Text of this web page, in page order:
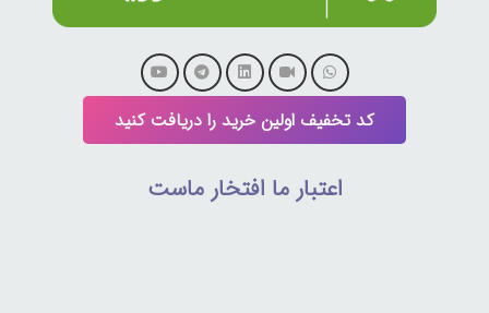
کد تخفیف اولین خرید را دریافت کنید
اعتبار ما افتخار ماست